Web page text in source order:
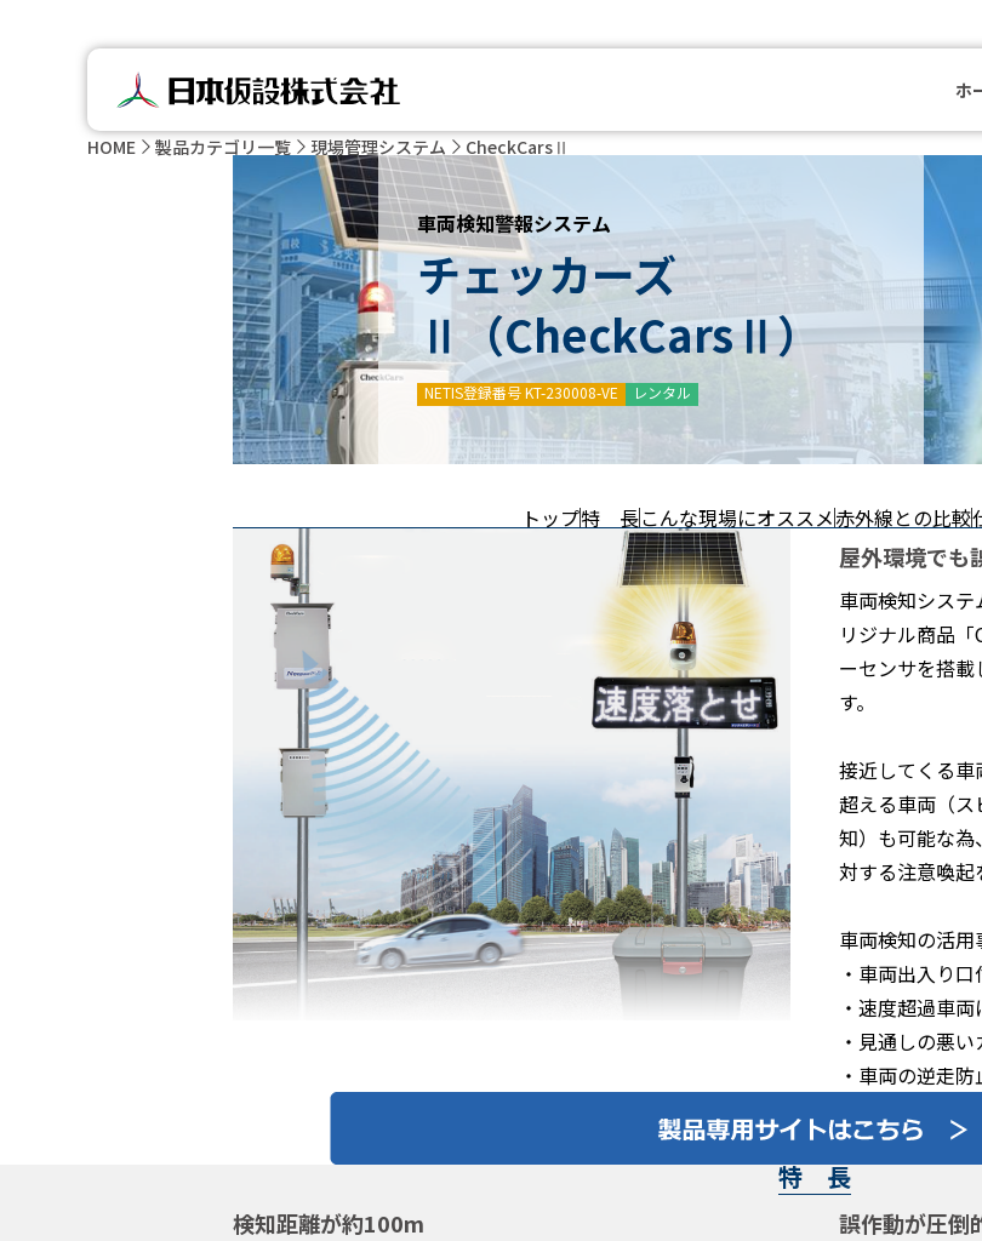
ホ
HOME 製品カテゴリ一覧 現場管理システム CheckCarsⅡ
車両検知警報システム
チェッカーズ
Ⅱ（CheckCarsⅡ）
NETIS登録番号 KT-230008-VE レンタル
トップ特 長こんな現場にオススメ赤外線との比較
屋外環境でも
車両検知シス
リジナル商品
ーセンサを搭
す。
接近してくる車
超える車両（
知）も可能な
対する注意喚起
車両検知の活用
・車両出入り
・速度超過車
・見通しの悪
・車両の逆走
特 長
検知距離が約100m 誤作動が圧倒